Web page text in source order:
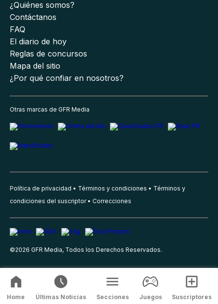
¿Quiénes somos?
Contáctanos
FAQ
El diario de hoy
Reglas de concursos
Mapa del sitio
¿Por qué confiar en nosotros?
Otras marcas de GFR Media
Política de privacidad Términos y condiciones
Términos y
condiciones del suscriptor
Correcciones
©2026 GFR Media, Todos los Derechos Reservados.
Home Últimas Noticias Secciones Juegos Suscriptores